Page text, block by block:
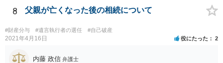
を依頼されるのも悪くはありませんが、感情的な理由が強いと思いま
8 父親が亡くなった後の相続について
#財産分与 #遺言執行者の選任 #自己破産
2021年4月16日 役にたった 2
内藤 政信 弁護士